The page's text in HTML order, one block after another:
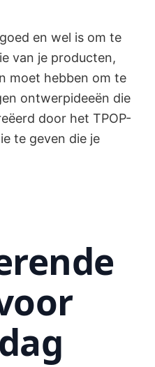
en wel is om te
van je producten,
moet hebben om te
ontwerpideeën die
door het TPOP-
te geven die je